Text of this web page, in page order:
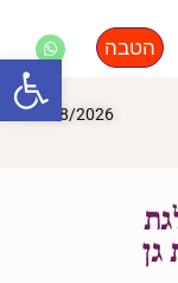
הטבה
07/08/2026
פתח